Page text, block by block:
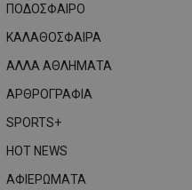
ΠΟΔΟΣΦΑΙΡΟ
ΚΑΛΑΘΟΣΦΑΙΡΑ
ΑΛΛΑ ΑΘΛΗΜΑΤΑ
ΑΡΘΡΟΓΡΑΦΙΑ
SPORTS+
HOT NEWS
ΑΦΙΕΡΩΜΑΤΑ